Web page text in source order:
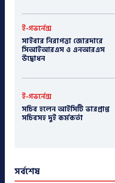
ই-গভর্নেন্স
সাইবার নিরাপত্তা জোরদারে
সিআইআরএস ও এনআরএস
উদ্বোধন
ই-গভর্নেন্স
সচিব হলেন আইসিটি ভারপ্রাপ্ত
সচিবসহ দুই কর্মকর্তা
সর্বশেষ